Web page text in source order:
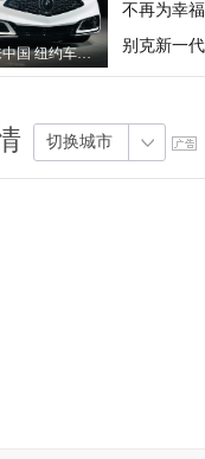
最快下周来中国 纽约车展入华新车点评
不再为幸
别克新一
切换城市